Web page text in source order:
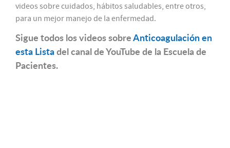
videos sobre cuidados, hábitos saludables, entre otros,
para un mejor manejo de la enfermedad.
Sigue todos los videos sobreAnticoagulación en
esta Listadel canal de YouTube de la Escuela de
Pacientes.